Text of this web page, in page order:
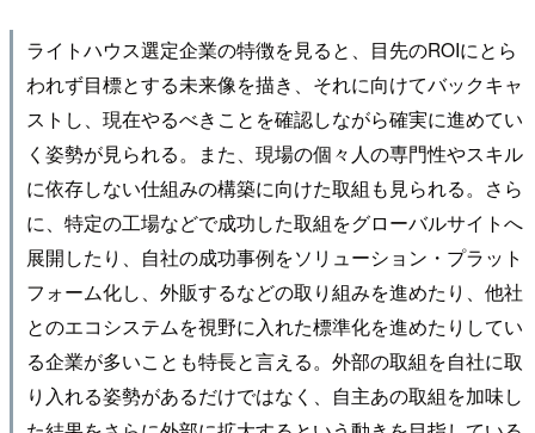
ライトハウス選定企業の特徴を見ると、目先のROIにとら
われず目標とする未来像を描き、それに向けてバックキャ
ストし、現在やるべきことを確認しながら確実に進めてい
く姿勢が見られる。また、現場の個々人の専門性やスキル
に依存しない仕組みの構築に向けた取組も見られる。さら
に、特定の工場などで成功した取組をグローバルサイトへ
展開したり、自社の成功事例をソリューション・プラット
フォーム化し、外販するなどの取り組みを進めたり、他社
とのエコシステムを視野に入れた標準化を進めたりしてい
る企業が多いことも特長と言える。外部の取組を自社に取
り入れる姿勢があるだけではなく、自主あの取組を加味し